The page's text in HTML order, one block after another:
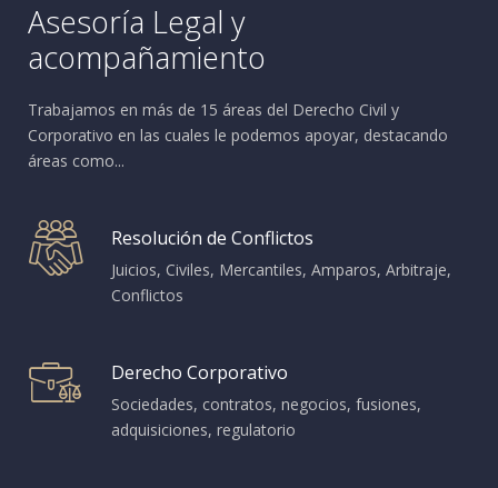
Asesoría Legal y
acompañamiento
Trabajamos en más de 15 áreas del Derecho Civil y
Corporativo en las cuales le podemos apoyar, destacando
áreas como...
Resolución de Conflictos
Juicios, Civiles, Mercantiles, Amparos, Arbitraje,
Conflictos
Derecho Corporativo
Sociedades, contratos, negocios, fusiones,
adquisiciones, regulatorio